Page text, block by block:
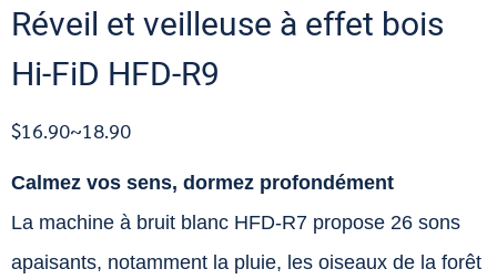
Réveil et veilleuse à effet bois
Hi-FiD HFD-R9
$16.90~18.90
Calmez vos sens, dormez profondément
La machine à bruit blanc HFD-R7 propose 26 sons
apaisants, notamment la pluie, les oiseaux de la forêt